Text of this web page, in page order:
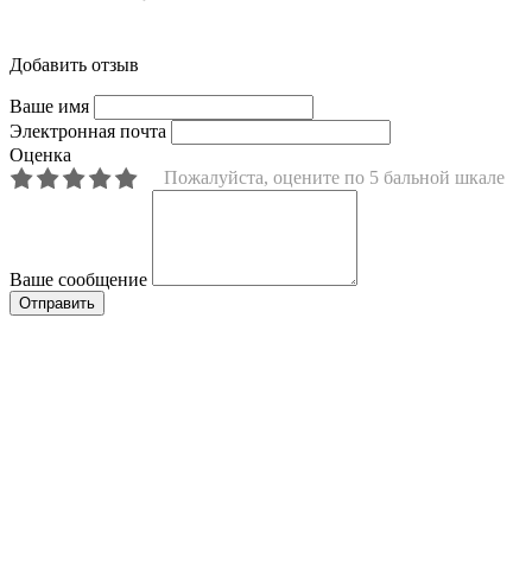
Добавить отзыв
Ваше имя
Электронная почта
Оценка
Пожалуйста, оцените по 5 бальной шкале
Ваше сообщение